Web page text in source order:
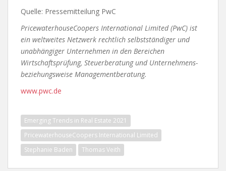
Quelle: Pressemitteilung PwC
PricewaterhouseCoopers International Limited (PwC) ist
ein weltweites Netzwerk rechtlich selbstständiger und
unabhängiger Unternehmen in den Bereichen
Wirtschaftsprüfung, Steuerberatung und Unternehmens-
beziehungsweise Managementberatung.
www.pwc.de
Emerging Trends in Real Estate 2021
PricewaterhouseCoopers International Limited
Stephanie Baden
Thomas Veith